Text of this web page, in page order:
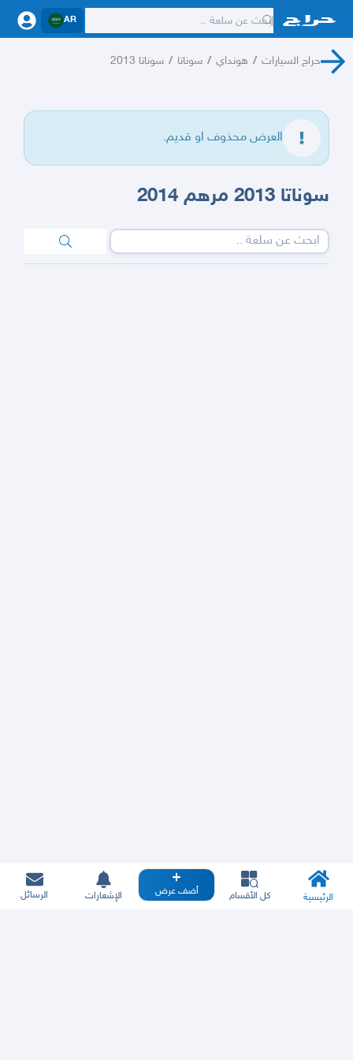
AR
حراج السيارات / هونداي / سوناتا / سوناتا 2013
العرض محذوف او قديم.
سوناتا 2013 مرهم 2014
الرئيسية كل الأقسام أضف عرض الإشعارات الرسائل